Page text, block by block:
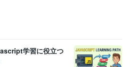
学習に役立つ